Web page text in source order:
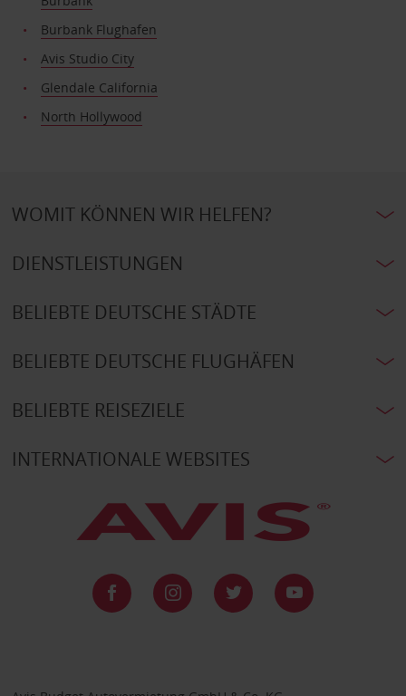
Burbank Flughafen
Avis Studio City
Glendale California
North Hollywood
WOMIT KÖNNEN WIR HELFEN?
DIENSTLEISTUNGEN
BELIEBTE DEUTSCHE STÄDTE
BELIEBTE DEUTSCHE FLUGHÄFEN
BELIEBTE REISEZIELE
INTERNATIONALE WEBSITES